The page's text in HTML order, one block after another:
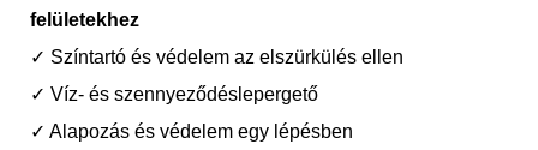
felületekhez
✓ Színtartó és védelem az elszürkülés ellen
✓ Víz- és szennyeződéslepergető
✓ Alapozás és védelem egy lépésben